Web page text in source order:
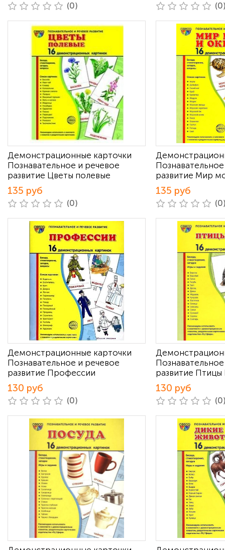
(0)
Демонстрационные карточки
Познавательное и речевое
развитие Цветы полевые
135 руб
(0)
развитие Мир
135 руб
Демонстрационные карточки
Познавательное и речевое
развитие Профессии
130 руб
(0)
развитие Птицы
130 руб